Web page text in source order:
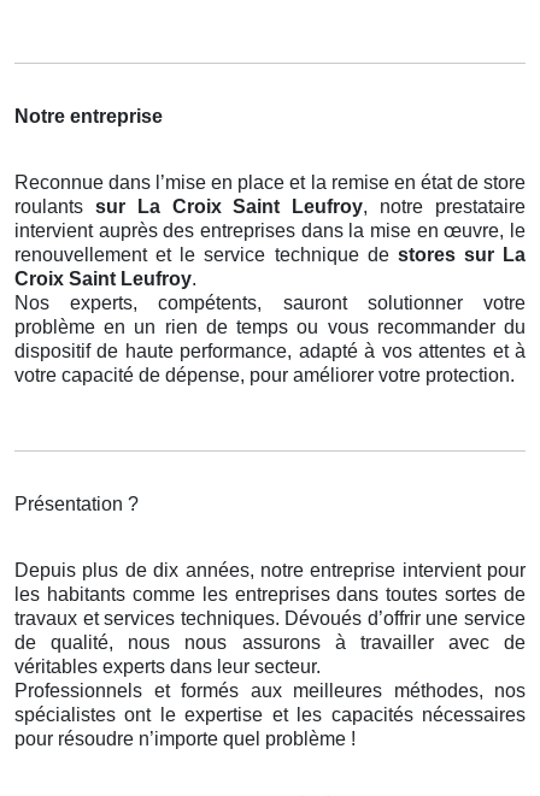
Notre entreprise
Reconnue dans l’mise en place et la remise en état de store
roulants sur La Croix Saint Leufroy, notre prestataire
intervient auprès des entreprises dans la mise en œuvre, le
renouvellement et le service technique de stores sur La
Croix Saint Leufroy.
Nos experts, compétents, sauront solutionner votre
problème en un rien de temps ou vous recommander du
dispositif de haute performance, adapté à vos attentes et à
votre capacité de dépense, pour améliorer votre protection.
Présentation ?
Depuis plus de dix années, notre entreprise intervient pour
les habitants comme les entreprises dans toutes sortes de
travaux et services techniques. Dévoués d’offrir une service
de qualité, nous nous assurons à travailler avec de
véritables experts dans leur secteur.
Professionnels et formés aux meilleures méthodes, nos
spécialistes ont le expertise et les capacités nécessaires
pour résoudre n’importe quel problème !